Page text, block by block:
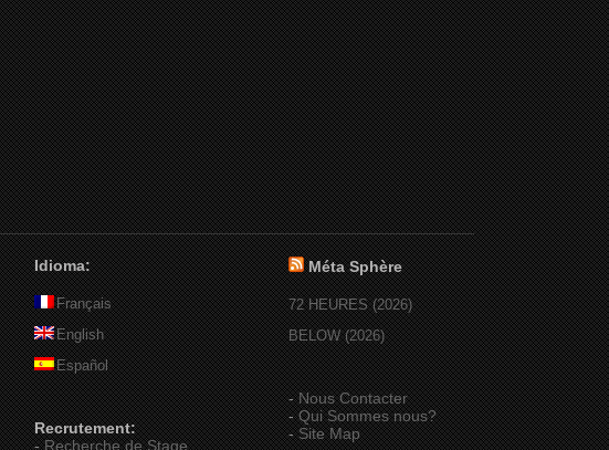
Idioma:
Français
English
Español
Recrutement:
-Recherche de Stage
Méta Sphère
72 HEURES (2026)
BELOW (2026)
-Nous Contacter
-Qui Sommes nous?
-Site Map